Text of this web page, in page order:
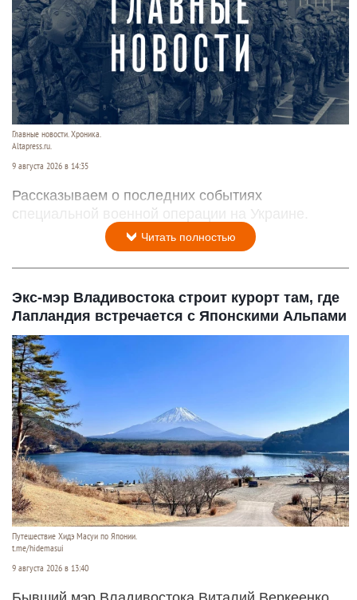
Главные новости. Хроника.
Altapress.ru.
9 августа 2026 в 14:35
Рассказываем о последних событиях
специальной военной операции на Украине.
Читать полностью
Экс-мэр Владивостока строит курорт там, где
Лапландия встречается с Японскими Альпами
Путешествие Хидэ Масуи по Японии.
t.me/hidemasui
9 августа 2026 в 13:40